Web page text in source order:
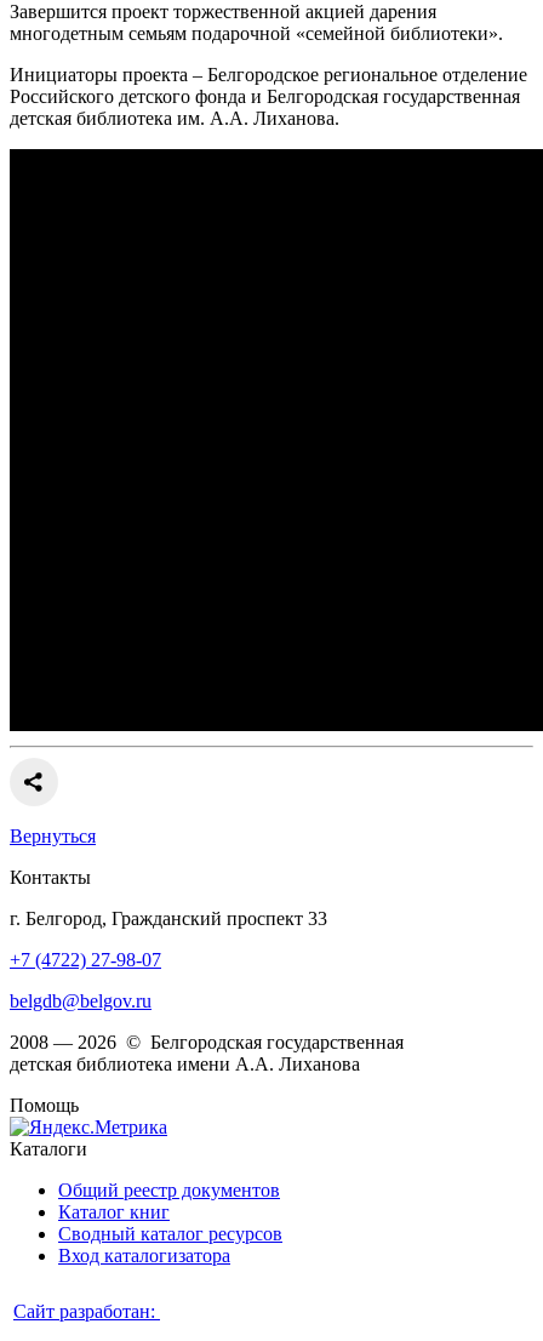
Завершится проект торжественной акцией дарения
многодетным семьям подарочной «семейной библиотеки».
Инициаторы проекта – Белгородское региональное отделение
Российского детского фонда и Белгородская государственная
детская библиотека им. А.А. Лиханова.
Вернуться
Контакты
г. Белгород, Гражданский проспект 33
+7 (4722) 27-98-07
belgdb@belgov.ru
2008 — 2026 © Белгородская государственная
детская библиотека имени А.А. Лиханова
Помощь
Каталоги
Общий реестр документов
Каталог книг
Сводный каталог ресурсов
Вход каталогизатора
Сайт разработан: